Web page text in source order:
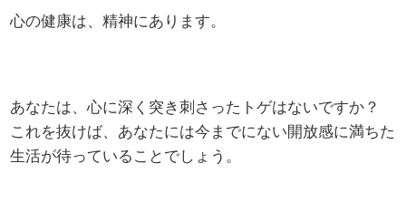
心の健康は、精神にあります。
あなたは、心に深く突き刺さったトゲはないですか？
これを抜けば、あなたには今までにない開放感に満ちた
生活が待っていることでしょう。